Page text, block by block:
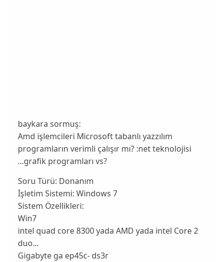
baykara sormuş:
Amd işlemcileri Microsoft tabanlı yazzılım
programların verimli çalışır mı? :net teknolojisi
...grafik programları vs?
Soru Türü: Donanım
İşletim Sistemi: Windows 7
Sistem Özellikleri:
Win7
intel quad core 8300 yada AMD yada intel Core 2
duo...
Gigabyte ga ep45c- ds3r